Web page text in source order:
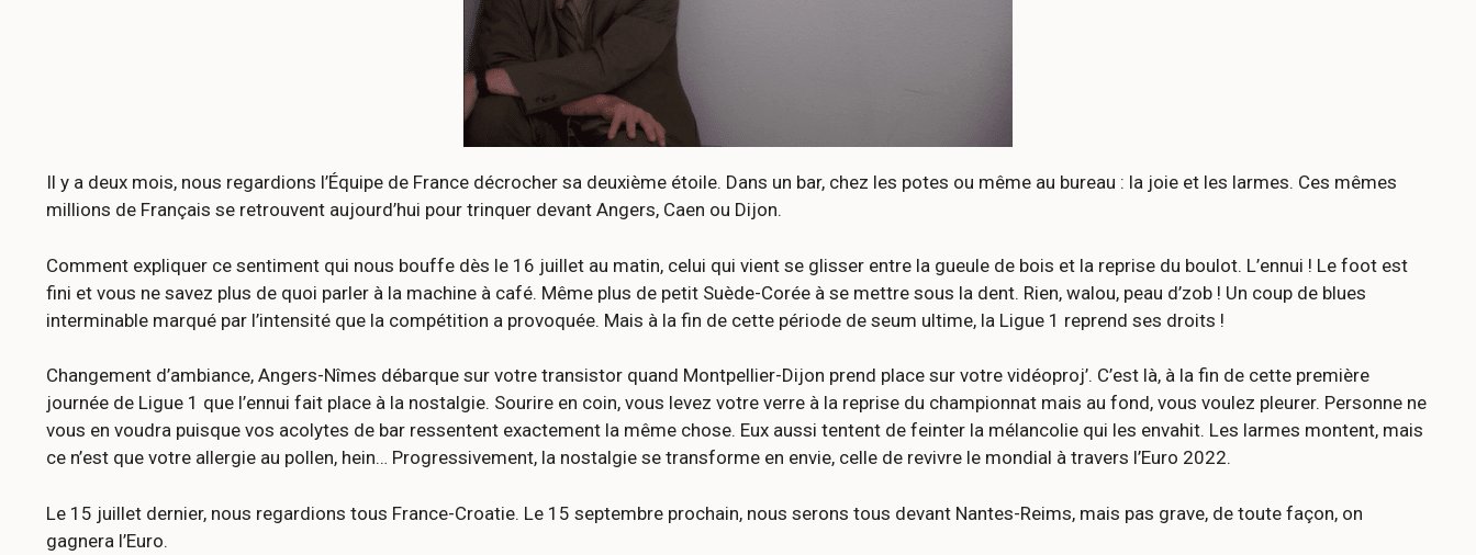
Il y a deux mois, nous regardions l’Équipe de France décrocher sa deuxième étoile. Dans un bar, chez les potes ou même au bureau : la joie et les larmes. Ces mêmes
millions de Français se retrouvent aujourd’hui pour trinquer devant Angers, Caen ou Dijon.
Comment expliquer ce sentiment qui nous bouffe dès le 16 juillet au matin, celui qui vient se glisser entre la gueule de bois et la reprise du boulot. L’ennui ! Le foot est
fini et vous ne savez plus de quoi parler à la machine à café. Même plus de petit Suède-Corée à se mettre sous la dent. Rien, walou, peau d’zob ! Un coup de blues
interminable marqué par l’intensité que la compétition a provoquée. Mais à la fin de cette période de seum ultime, la Ligue 1 reprend ses droits !
Changement d’ambiance, Angers-Nîmes débarque sur votre transistor quand Montpellier-Dijon prend place sur votre vidéoproj’. C’est là, à la fin de cette première
journée de Ligue 1 que l’ennui fait place à la nostalgie. Sourire en coin, vous levez votre verre à la reprise du championnat mais au fond, vous voulez pleurer. Personne ne
vous en voudra puisque vos acolytes de bar ressentent exactement la même chose. Eux aussi tentent de feinter la mélancolie qui les envahit. Les larmes montent, mais
ce n’est que votre allergie au pollen, hein… Progressivement, la nostalgie se transforme en envie, celle de revivre le mondial à travers l’Euro 2022.
Le 15 juillet dernier, nous regardions tous France-Croatie. Le 15 septembre prochain, nous serons tous devant Nantes-Reims, mais pas grave, de toute façon, on
gagnera l’Euro.